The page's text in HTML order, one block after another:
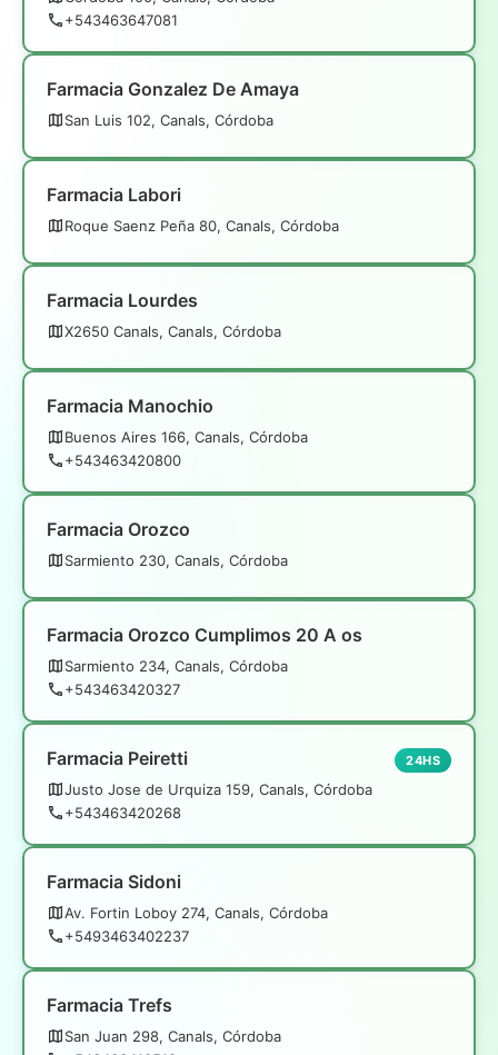
+543463647081
Farmacia Gonzalez De Amaya
San Luis 102, Canals, Córdoba
Farmacia Labori
Roque Saenz Peña 80, Canals, Córdoba
Farmacia Lourdes
X2650 Canals, Canals, Córdoba
Farmacia Manochio
Buenos Aires 166, Canals, Córdoba
+543463420800
Farmacia Orozco
Sarmiento 230, Canals, Córdoba
Farmacia Orozco Cumplimos 20 A os
Sarmiento 234, Canals, Córdoba
+543463420327
Farmacia Peiretti
Justo Jose de Urquiza 159, Canals, Córdoba
+543463420268
24HS
Farmacia Sidoni
Av. Fortin Loboy 274, Canals, Córdoba
+5493463402237
Farmacia Trefs
San Juan 298, Canals, Córdoba